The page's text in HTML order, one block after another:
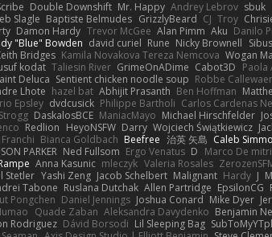
Double Downshift Mr. Happy Andrey Lebrov sbuk
Slagle Baptiste Belmudes GrizzlyBeard CJ Troy
Damon Hardy Trevor McGee Alan Pimm Aku Danilo
"Blue" Bowden david curiel Rune Nicky Brownell
Bridges Kamila Novakova Tereza Nemcova Wogan
kodat Taliesin River GrimeOnADime Cabot3D Paola
Deluca Sentient chicken noodle soup Robbe
Lhote hazel bat Abhijit Prasanth Ben Hoffman
Epsley dvdcusick Philippe Bartholi Carlos Cardenas
Strogg DaskalosBCE ManiacMayo Michael Hirschfelder
Redlion HeyoNSFW Darry Wojciech Świątkiewicz
Bianca Goldbach Beefree 治英 矢島 Caleb
PARKER Ned Fullsom Ergo Venatus D Marco De mitri
Anna Kasunic mleczyk Valeria Rosales
Stetler Yashi Zeng Jacob Schelbert Malignant Hardy J
Tabone Ruslana Dutchak Allen Partridge EpsilonCG
Pongchen Daniel Jennings Joshua Conard Mike Dyer
Quade Zaban Aleksandra Davydenko Benjamin
Rodriguez Dávid Borsodi Lil Sleeping Bag